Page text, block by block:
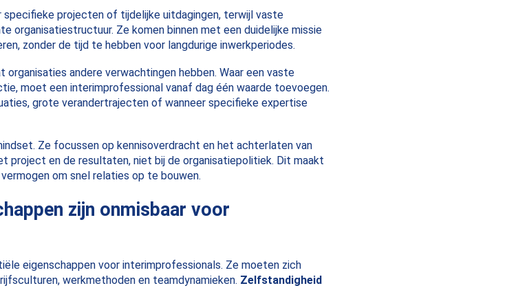
specifieke projecten of tijdelijke uitdagingen, terwijl vaste
organisatiestructuur. Ze komen binnen met een duidelijke missie
zonder de tijd te hebben voor langdurige inwerkperiodes.
andere verwachtingen hebben. Waar een vaste
moet een interimprofessional vanaf dag één waarde toevoegen.
grote verandertrajecten of wanneer specifieke expertise
Ze focussen op kennisoverdracht en het achterlaten van
project en de resultaten, niet bij de organisatiepolitiek. Dit maakt
om snel relaties op te bouwen.
zijn onmisbaar voor
eigenschappen voor interimprofessionals. Ze moeten zich
werkmethoden en teamdynamieken. Zelfstandigheid